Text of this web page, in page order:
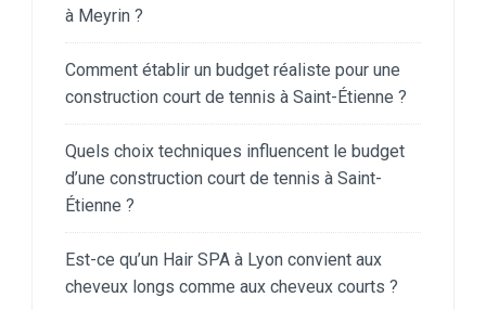
à Meyrin ?
Comment établir un budget réaliste pour une
construction court de tennis à Saint-Étienne ?
Quels choix techniques influencent le budget
d’une construction court de tennis à Saint-
Étienne ?
Est-ce qu’un Hair SPA à Lyon convient aux
cheveux longs comme aux cheveux courts ?